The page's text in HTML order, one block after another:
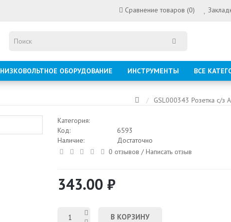
Сравнение товаров (0)
НИЗКОВОЛЬТНОЕ ОБОРУДОВАНИЕ ИНСТРУМЕНТЫ ВСЕ
GSL000343 Розетка с/з
Категория:
Код:
6593
Наличие:
Достаточно
0 отзывов /Написать отзыв
343.00 ₽
В КОРЗИНУ